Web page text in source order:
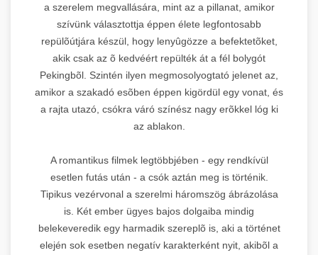
a szerelem megvallására, mint az a pillanat, amikor
szívünk választottja éppen élete legfontosabb
repülõútjára készül, hogy lenyûgözze a befektetõket,
akik csak az õ kedvéért repülték át a fél bolygót
Pekingbõl. Szintén ilyen megmosolyogtató jelenet az,
amikor a szakadó esõben éppen kigördül egy vonat, és
a rajta utazó, csókra váró színész nagy erõkkel lóg ki
az ablakon.
A romantikus filmek legtöbbjében - egy rendkívül
esetlen futás után - a csók aztán meg is történik.
Tipikus vezérvonal a szerelmi háromszög ábrázolása
is. Két ember ügyes bajos dolgaiba mindig
belekeveredik egy harmadik szereplõ is, aki a történet
elején sok esetben negatív karakterként nyit, akibõl a